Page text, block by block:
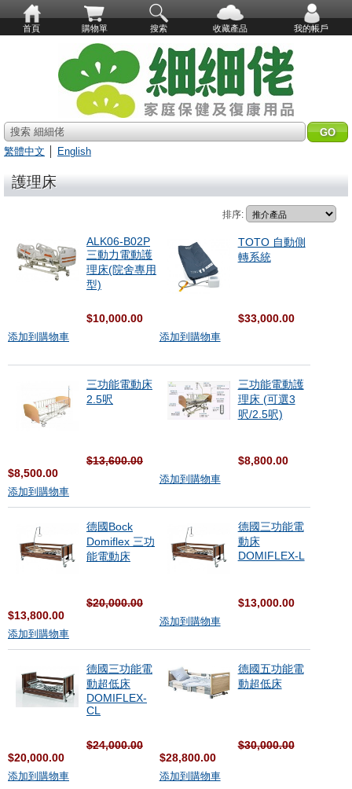
首頁 購物單 搜索 收藏產品 我的帳戶
搜索 細細佬
繁體中文
English
護理床
排序:
ALK06-B02P
三動力電動護
理床(院舍專用
型)
$10,000.00
添加到購物車
TOTO 自動側
轉系統
$33,000.00
添加到購物車
三功能電動床
2.5呎
$13,600.00
$8,500.00
添加到購物車
三功能電動護
理床 (可選3
呎/2.5呎)
$8,800.00
添加到購物車
德國Bock
Domiflex 三功
能電動床
$20,000.00
$13,800.00
添加到購物車
德國三功能電
動床
DOMIFLEX-L
$13,000.00
添加到購物車
德國三功能電
動超低床
DOMIFLEX-
CL
$24,000.00
$20,000.00
添加到購物車
德國五功能電
動超低床
$30,000.00
$28,800.00
添加到購物車